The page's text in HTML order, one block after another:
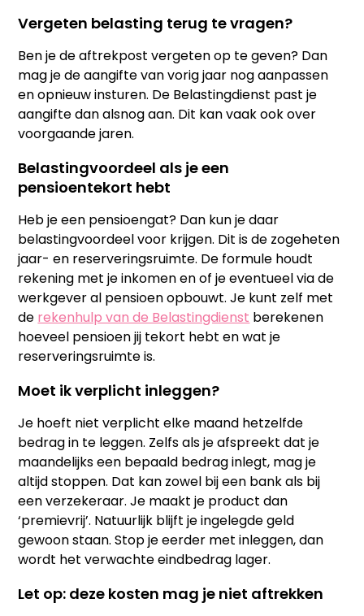
Vergeten belasting terug te vragen?
Ben je de aftrekpost vergeten op te geven? Dan
mag je de aangifte van vorig jaar nog aanpassen
en opnieuw insturen. De Belastingdienst past je
aangifte dan alsnog aan. Dit kan vaak ook over
voorgaande jaren.
Belastingvoordeel als je een
pensioentekort hebt
Heb je een pensioengat? Dan kun je daar
belastingvoordeel voor krijgen. Dit is de zogeheten
jaar- en reserveringsruimte. De formule houdt
rekening met je inkomen en of je eventueel via de
werkgever al pensioen opbouwt. Je kunt zelf met
de rekenhulp van de Belastingdienst berekenen
hoeveel pensioen jij tekort hebt en wat je
reserveringsruimte is.
Moet ik verplicht inleggen?
Je hoeft niet verplicht elke maand hetzelfde
bedrag in te leggen. Zelfs als je afspreekt dat je
maandelijks een bepaald bedrag inlegt, mag je
altijd stoppen. Dat kan zowel bij een bank als bij
een verzekeraar. Je maakt je product dan
‘premievrij’. Natuurlijk blijft je ingelegde geld
gewoon staan. Stop je eerder met inleggen, dan
wordt het verwachte eindbedrag lager.
Let op: deze kosten mag je niet aftrekken